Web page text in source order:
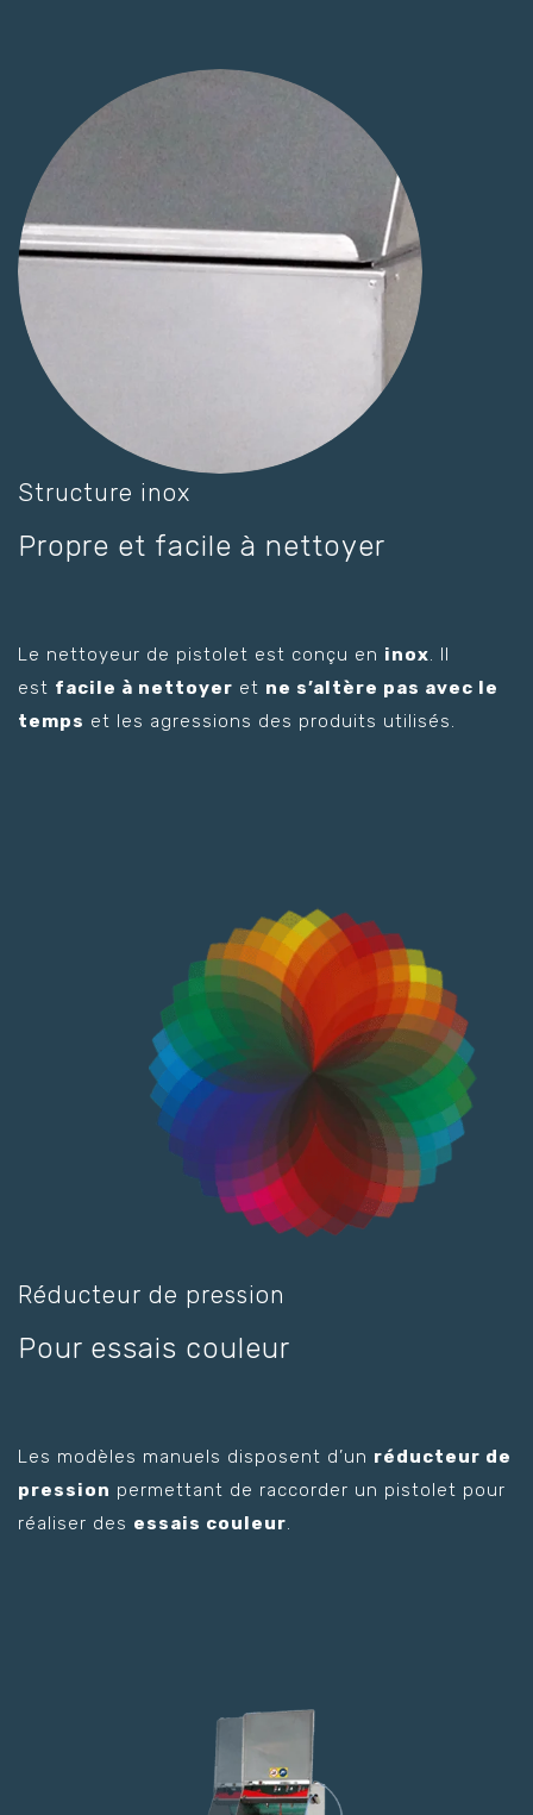
Structure inox
Propre et facile à nettoyer
Le nettoyeur de pistolet est conçu en inox. Il
est facile à nettoyer et ne s’altère pas avec le
temps et les agressions des produits utilisés.
Réducteur de pression
Pour essais couleur
Les modèles manuels disposent d’un réducteur de
pression permettant de raccorder un pistolet pour
réaliser des essais couleur.